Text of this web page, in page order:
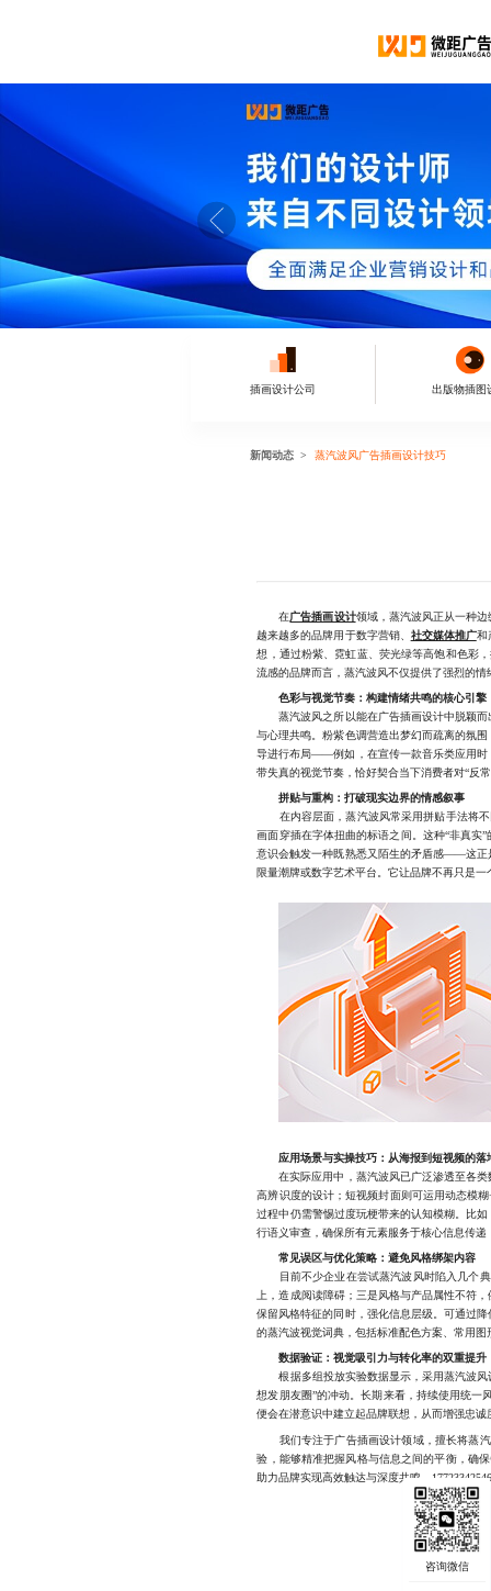
插画设计公司 出版物插图
新闻动态 蒸汽波风广告插画设计技巧
在广告插画设计领域，蒸汽波风正从一种
越来越多的品牌用于数字营销、 社交媒体推广和
想，通过粉紫、霓虹蓝、荧光绿等高饱和色彩
流感的品牌而言，蒸汽波风不仅提供了强烈的
色彩与视觉节奏：构建情绪共鸣的核心引擎
蒸汽波风之所以能在广告插画设计中脱颖而
与心理共鸣。粉紫色调营造出梦幻而疏离的氛
导进行布局——例如，在宣传一款音乐类应用时
带失真的视觉节奏，恰好契合当下消费者对“反
拼贴与重构：打破现实边界的情感叙事
在内容层面，蒸汽波风常采用拼贴手法将不
画面穿插在字体扭曲的标语之间。这种“非真实
意识会触发一种既熟悉又陌生的矛盾感——这正
限量潮牌或数字艺术平台。它让品牌不再只是
应用场景与实操技巧：从海报到短视频的落
在实际应用中，蒸汽波风已广泛渗透至各类
高辨识度的设计；短视频封面则可运用动态模
过程中仍需警惕过度玩梗带来的认知模糊。比
行语义审查，确保所有元素服务于核心信息传
常见误区与优化策略：避免风格绑架内容
目前不少企业在尝试蒸汽波风时陷入几个典
上，造成阅读障碍；三是风格与产品属性不符
保留风格特征的同时，强化信息层级。可通过
的蒸汽波视觉词典，包括标准配色方案、常用
数据验证：视觉吸引力与转化率的双重提升
根据多组投放实验数据显示，采用蒸汽波风
想发朋友圈”的冲动。长期来看，持续使用统一
便会在潜意识中建立起品牌联想，从而增强忠诚
我们专注于广告插画设计领域，擅长将蒸汽
验，能够精准把握风格与信息之间的平衡，确
助力品牌实现高效触达与深度共鸣。